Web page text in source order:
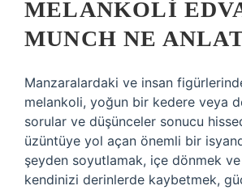
MELANKOLI
MUNCH NE
Manzaralardaki ve insan
melankoli, yoğun bir kedere veya
sorular ve düşünceler sonucu
üzüntüye yol açan önemli bir
şeyden soyutlamak, içe dönmek
kendinizi derinlerde kaybetmek,